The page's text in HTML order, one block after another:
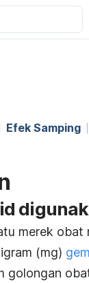
Efek Samping
merek
(mg)
golongan